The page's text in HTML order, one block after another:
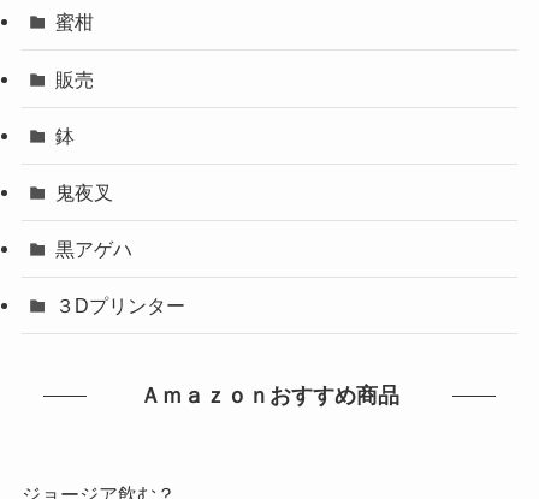
蜜柑
販売
鉢
鬼夜叉
黒アゲハ
３Dプリンター
Ａｍａｚｏｎおすすめ商品